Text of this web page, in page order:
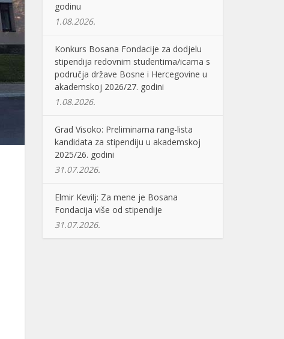
godinu
1.08.2026.
Konkurs Bosana Fondacije za dodjelu
stipendija redovnim studentima/icama s
područja države Bosne i Hercegovine u
akademskoj 2026/27. godini
1.08.2026.
Grad Visoko: Preliminarna rang-lista
kandidata za stipendiju u akademskoj
2025/26. godini
31.07.2026.
Elmir Kevilj: Za mene je Bosana
Fondacija više od stipendije
31.07.2026.